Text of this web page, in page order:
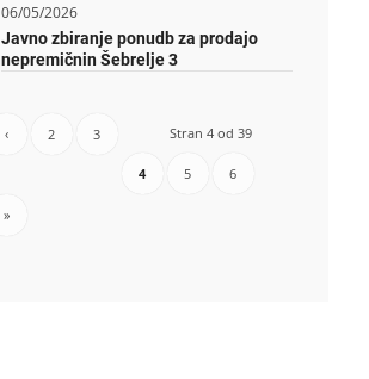
06/05/2026
Javno zbiranje ponudb za prodajo
nepremičnin Šebrelje 3
Stran 4 od 39
‹ 2 3
4 5 6
»